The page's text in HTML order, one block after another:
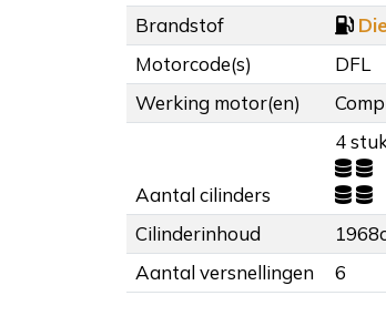
Brandstof
Motorcode(s)
DFL
Werking motor(en)
Aantal cilinders
4
Cilinderinhoud
Aantal versnellingen
6